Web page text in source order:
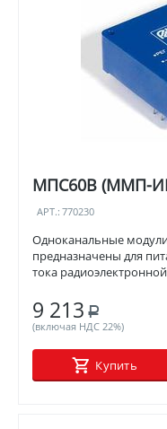
МПС60В (ММП-
АРТ.: 770230
Одноканальные
предназначены для
тока
9 213 Р
(включая НДС 22%)
Купить